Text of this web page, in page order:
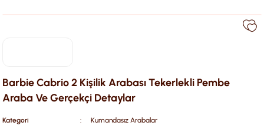
Barbie Cabrio 2 Kişilik Arabası Tekerlekli Pembe
Araba Ve Gerçekçi Detaylar
Kategori
Kumandasız Arabalar